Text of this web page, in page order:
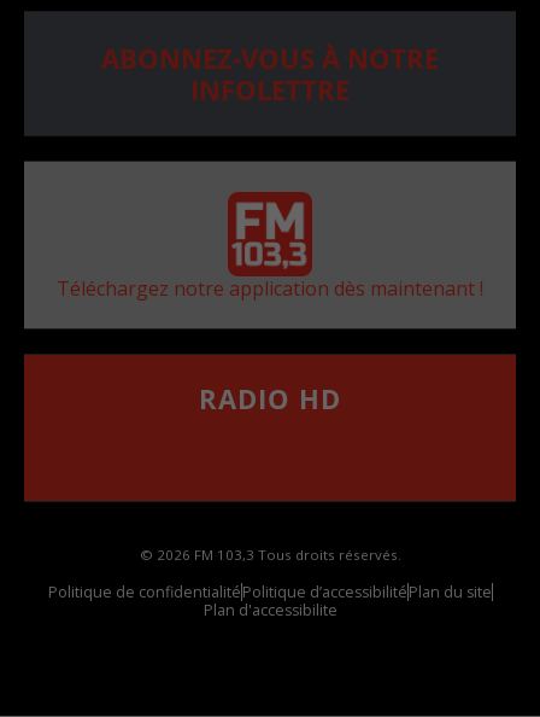
ABONNEZ-VOUS À NOTRE
INFOLETTRE
Téléchargez notre application dès maintenant !
RADIO HD
© 2026 FM 103,3 Tous droits réservés.
Politique de confidentialitéPolitique d’accessibilitéPlan du site
Plan d'accessibilite